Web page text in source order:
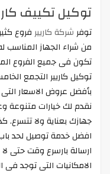
توكيل تكييف
توفرشركة كارييرفروع
من شراء الجهاز
تكون فى جميع الفروع
توكيل كاريير التجمع
بأفضل عروض الاسعار
نقدم لك خيارات متنوعة
جهازك بعناية ولا تتسرع.
افضل خدمة توصيل لحد
ارسالة بارسرع وقت حتى
الامكانيات التى توجد فى